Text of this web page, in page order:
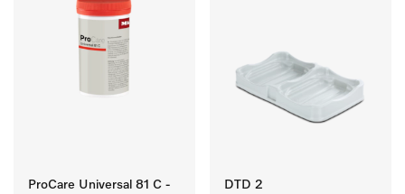
ProCare Universal 81 C -
DTD 2